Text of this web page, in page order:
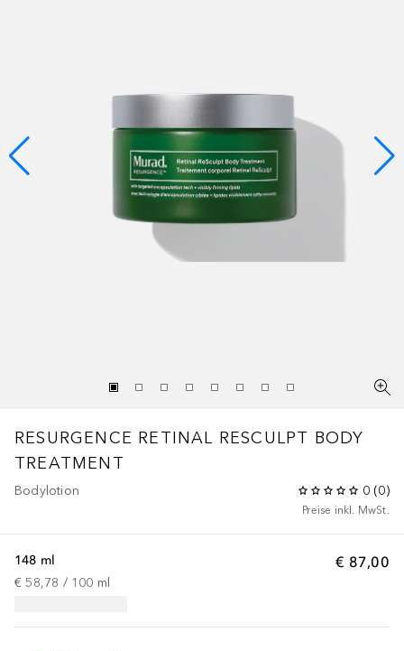
RESURGENCE RETINAL RESCULPT BODY
TREATMENT
Bodylotion 0 (0)
Preise inkl. MwSt.
€ 87,00
148 ml
€ 58,78 / 100 ml